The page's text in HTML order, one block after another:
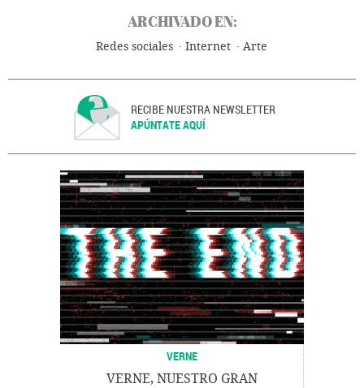
ARCHIVADO EN:
Redes sociales Internet Arte
RECIBE NUESTRA NEWSLETTER
APÚNTATE AQUÍ
VERNE
VERNE, NUESTRO GRAN